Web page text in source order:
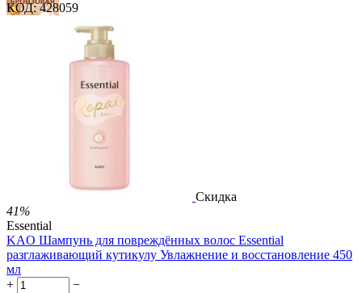
28 баллов
47 баллов
1 578.00 Р
за 1.00 мл
КОД: 428059
Скидка
41%
Essential
KAO Шампунь для повреждённых волос Essential
разглаживающий кутикулу Увлажнение и восстановление 450
мл
+
−